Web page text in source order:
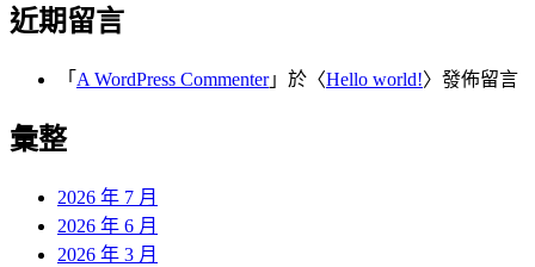
近期留言
「 A WordPress Commenter」於〈Hello world!〉發佈留言
彙整
2026 年 7 月
2026 年 6 月
2026 年 3 月